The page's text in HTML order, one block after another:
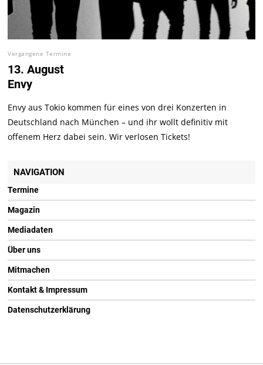
Vergangene Termine
13. August
Envy
Envy aus Tokio kommen für eines von drei Konzerten in
Deutschland nach München – und ihr wollt definitiv mit
offenem Herz dabei sein. Wir verlosen Tickets!
NAVIGATION
Termine
Magazin
Mediadaten
Über uns
Mitmachen
Kontakt & Impressum
Datenschutzerklärung